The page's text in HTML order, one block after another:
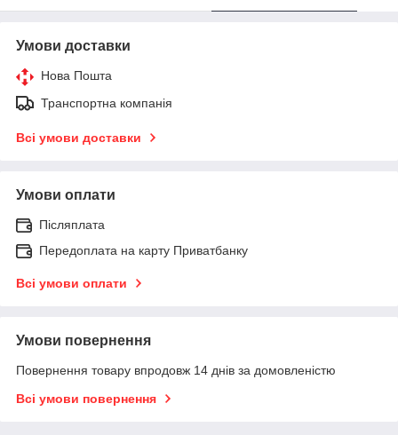
Умови доставки
Нова Пошта
Транспортна компанія
Всі умови доставки
Умови оплати
Післяплата
Передоплата на карту Приватбанку
Всі умови оплати
Умови повернення
Повернення товару впродовж 14 днів за домовленістю
Всі умови повернення